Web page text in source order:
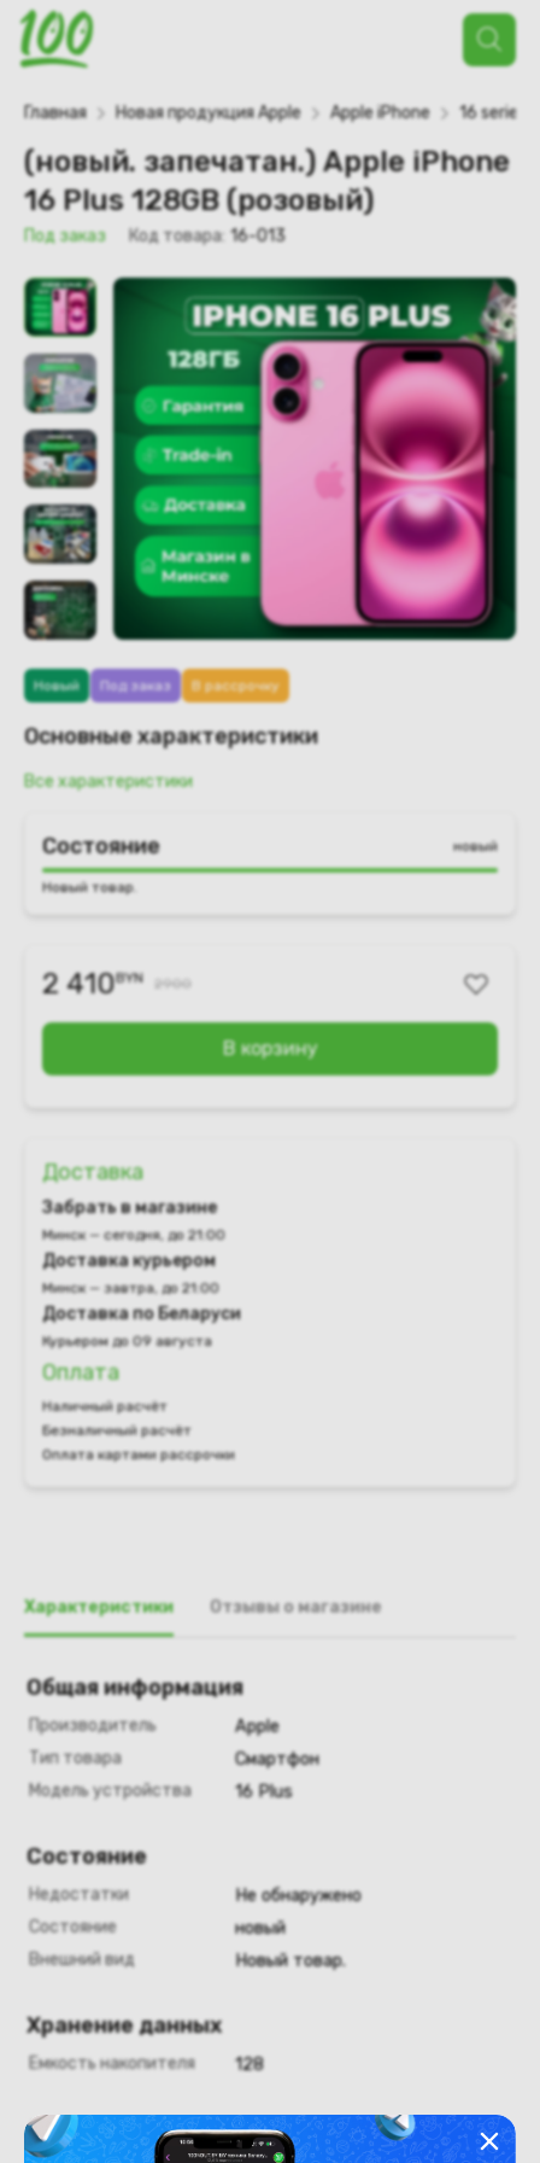
Поиск
товаров
Главная Новая продукция Apple Apple iPhone 16 series
(новый. запечатан.) Apple iPhone
16 Plus 128GB (розовый)
Под заказ Код товара: 16-013
Новый Под заказ В рассрочку
Основные характеристики
Все характеристики
Состояние новый
Новый товар.
2 410BYN 2900
В корзину
Доставка
Забрать в магазине
Минск — сегодня, до 21:00
Доставка курьером
Минск — завтра, до 21:00
Доставка по Беларуси
Курьером до 09 августа
Оплата
Наличный расчёт
Безналичный расчёт
Оплата картами рассрочки
Характеристики Отзывы о магазине
Общая информация
Производитель
Apple
Тип товара
Смартфон
Модель устройства
16 Plus
Состояние
Недостатки
Не обнаружено
Состояние
новый
Внешний вид
Новый товар.
Хранение данных
Емкость накопителя 128
Аккумулятор